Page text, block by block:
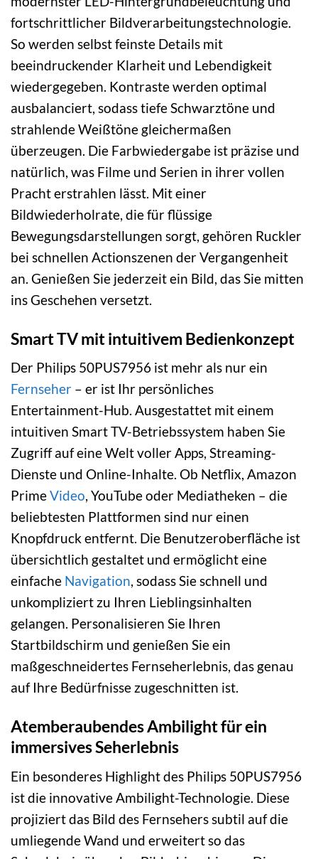
fortschrittlicher Bildverarbeitungstechnologie.
So werden selbst feinste Details mit
beeindruckender Klarheit und Lebendigkeit
wiedergegeben. Kontraste werden optimal
ausbalanciert, sodass tiefe Schwarztöne und
strahlende Weißtöne gleichermaßen
überzeugen. Die Farbwiedergabe ist präzise und
natürlich, was Filme und Serien in ihrer vollen
Pracht erstrahlen lässt. Mit einer
Bildwiederholrate, die für flüssige
Bewegungsdarstellungen sorgt, gehören Ruckler
bei schnellen Actionszenen der Vergangenheit
an. Genießen Sie jederzeit ein Bild, das Sie mitten
ins Geschehen versetzt.
Smart TV mit intuitivem Bedienkonzept
Der Philips 50PUS7956 ist mehr als nur ein
Fernseher – er ist Ihr persönliches
Entertainment-Hub. Ausgestattet mit einem
intuitiven Smart TV-Betriebssystem haben Sie
Zugriff auf eine Welt voller Apps, Streaming-
Dienste und Online-Inhalte. Ob Netflix, Amazon
PrimeVideo, YouTube oder Mediatheken – die
beliebtesten Plattformen sind nur einen
Knopfdruck entfernt. Die Benutzeroberfläche ist
übersichtlich gestaltet und ermöglicht eine
einfache Navigation, sodass Sie schnell und
unkompliziert zu Ihren Lieblingsinhalten
gelangen. Personalisieren Sie Ihren
Startbildschirm und genießen Sie ein
maßgeschneidertes Fernseherlebnis, das genau
auf Ihre Bedürfnisse zugeschnitten ist.
Atemberaubendes Ambilight für ein
immersives Seherlebnis
Ein besonderes Highlight des Philips 50PUS7956
ist die innovative Ambilight-Technologie. Diese
projiziert das Bild des Fernsehers subtil auf die
umliegende Wand und erweitert so das